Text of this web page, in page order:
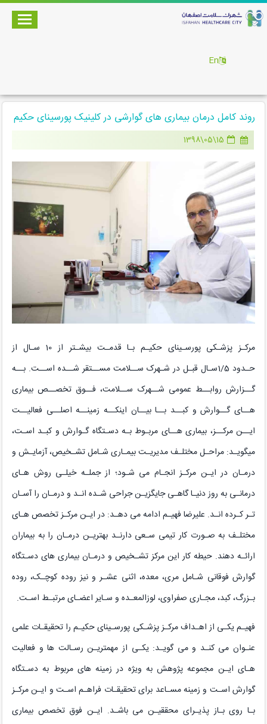
En
روند کامل درمان بیماری های گوارشی در کلینیک پورسینای حکیم
15\05\1398
مرکـز پزشـکی پورسـینای حکیـم بـا قدمـت بیشـتر از 10 سـال از
حـدود 1/5سـال قبـل در شـهرک ســلامت مســتقر شــده اســت. بــه
گــزارش روابــط عمومی شــهرک ســلامت، فــوق تخصــص بیماری
هــای گــوارش و کبــد بــا بیــان اینکــه زمینــه اصلــی فعالیــت
ایــن مرکــز، بیماری هــای مربـوط بـه دسـتگاه گـوارش و کبـد اسـت،
میگویـد: مراحـل مختلـف مدیریـت بیمـاری شـامل تشـخیص، آزمایـش و
درمـان در ایـن مرکـز انجـام می شـود؛ از جملـه خیلـی روش هـای
درمانـی به روز دنیـا گاهـی جایگزیـن جراحی شـده انـد و درمـان را آسـان
تـر کـرده انـد. علیرضا فهیـم ادامه می دهـد: در ایـن مرکـز تخصص هـای
مختلـف به صـورت کار تیمی سـعی دارنـد بهتریـن درمـان را به بیماران
ارائـه دهند. حیطه کار این مرکز تشـخیص و درمـان بیماری های دسـتگاه
گوارش فوقانی شـامل مری، معده، اثنی عشـر و نیز روده کوچـک، روده
بـزرگ، کبد، مجـاری صفراوی، لوزالمعـده و سـایر اعضـای مرتبـط اسـت.
فهیـم یکـی از اهـداف مرکـز پزشـکی پورسـینای حکیـم را تحقیقـات علمی
عنـوان می کنـد و می گویـد: یکـی از مهمتریـن رسـالت ها و فعالیت
هـای ایـن مجموعه پژوهش به ویژه در زمینه های مربوط به دسـتگاه
گوارش اسـت و زمینه مسـاعد برای تحقیقـات فراهـم اسـت و ایـن مرکـز
بـا روی بـاز پذیـرای محققیـن می باشـد. ایـن فوق تخصص بیماری